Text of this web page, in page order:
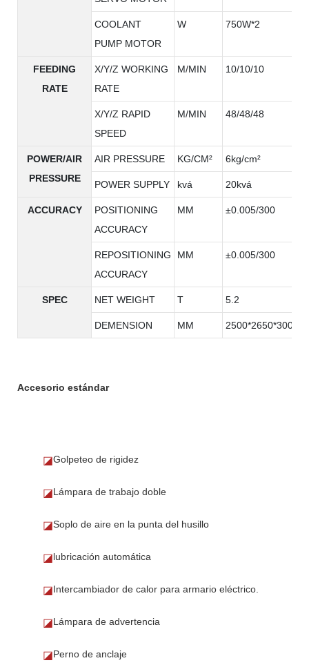
COOLANT
PUMP MOTOR
W 750W*2
FEEDING
RATE
X/Y/Z WORKING
RATE
M/MIN 10/10/10
X/Y/Z RAPID
SPEED
M/MIN 48/48/48
POWER/AIR
PRESSURE
AIR PRESSURE KG/CM² 6kg/cm²
POWER SUPPLY kvá 20kvá
ACCURACY
POSITIONING
ACCURACY
MM ±0.005/300
REPOSITIONING
ACCURACY
MM ±0.005/300
SPEC NET WEIGHT T 5.2
DEMENSION MM 2500*2650*3000
Accesorio estándar
◪Golpeteo de rigidez
◪Lámpara de trabajo doble
◪Soplo de aire en la punta del husillo
◪lubricación automática
◪Intercambiador de calor para armario eléctrico.
◪Lámpara de advertencia
◪Perno de anclaje